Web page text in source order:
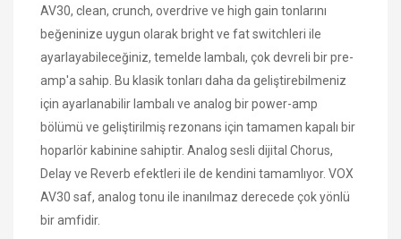
AV30, clean, crunch, overdrive ve high gain tonlarını
beğeninize uygun olarak bright ve fat switchleri ile
ayarlayabileceğiniz, temelde lambalı, çok devreli bir pre-
amp'a sahip. Bu klasik tonları daha da geliştirebilmeniz
için ayarlanabilir lambalı ve analog bir power-amp
bölümü ve geliştirilmiş rezonans için tamamen kapalı bir
hoparlör kabinine sahiptir. Analog sesli dijital Chorus,
Delay ve Reverb efektleri ile de kendini tamamlıyor. VOX
AV30 saf, analog tonu ile inanılmaz derecede çok yönlü
bir amfidir.